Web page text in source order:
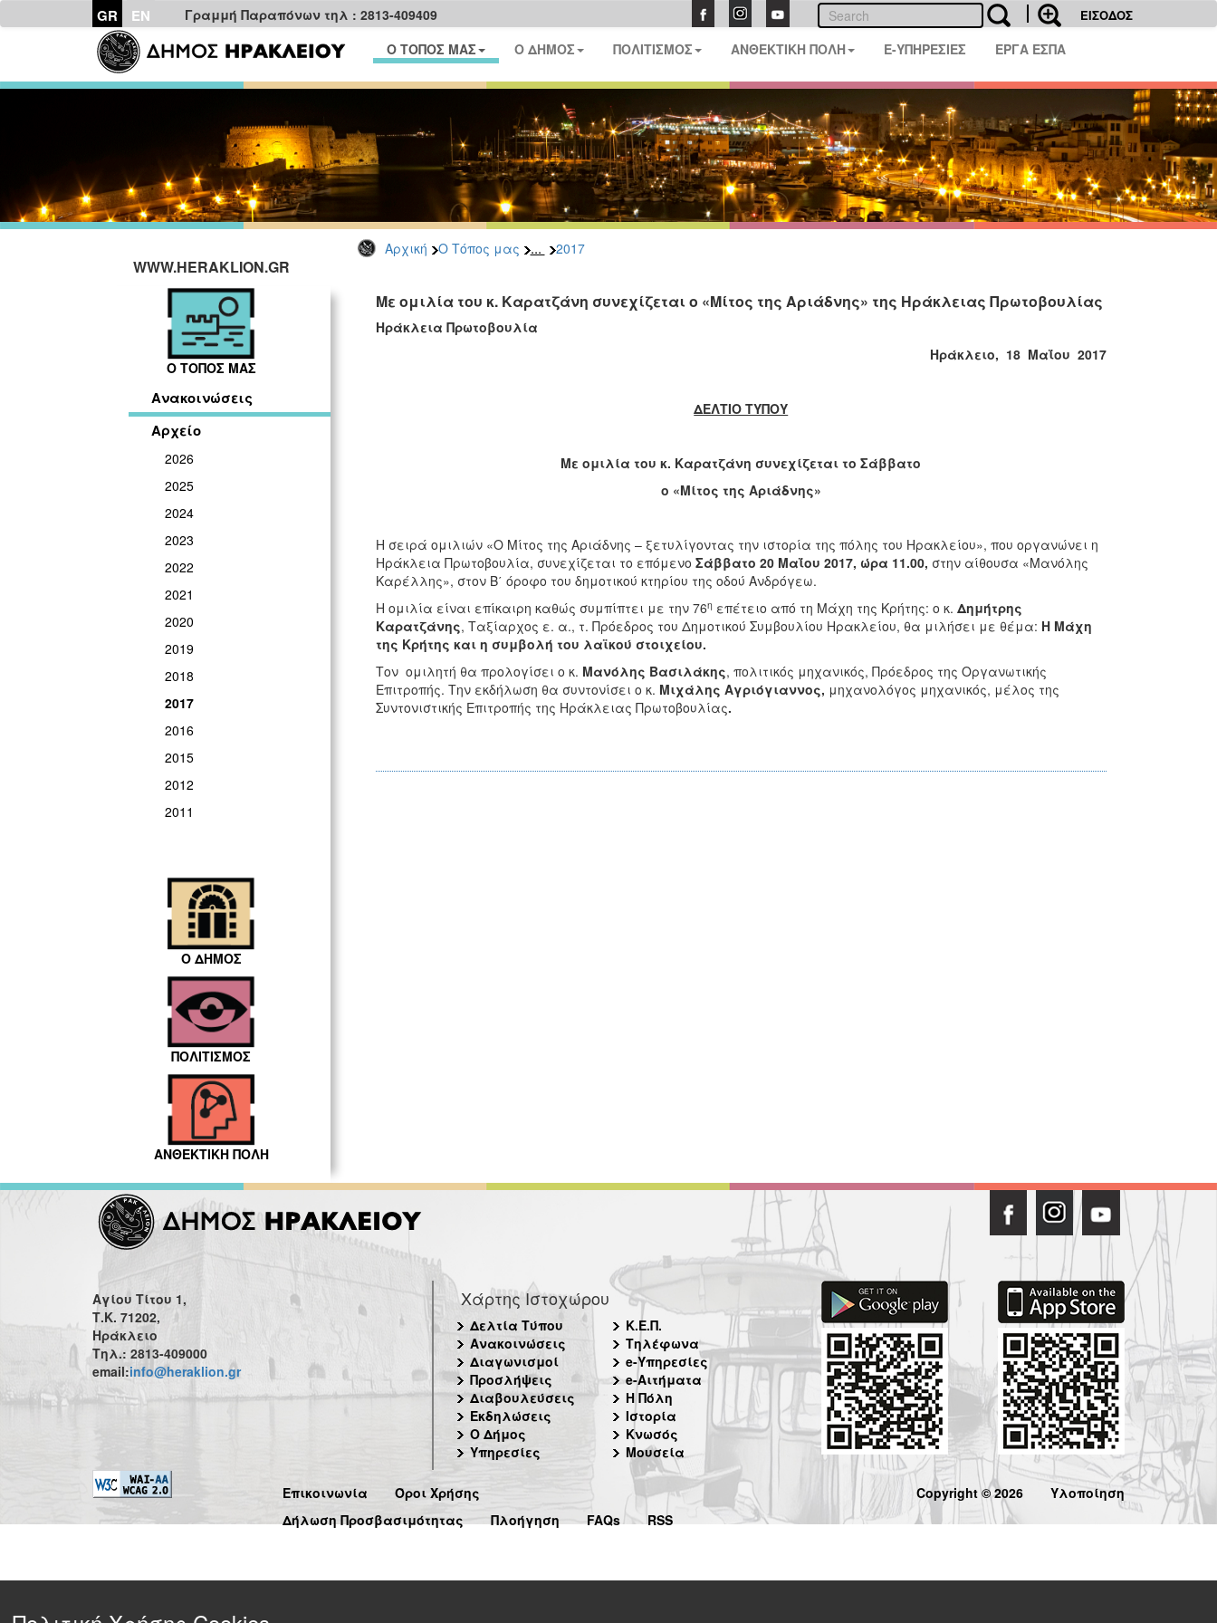
GR EN Γραμμή Παραπόνων τηλ : 2813-409409 ΕΙΣΟΔΟΣ
Ο ΤΟΠΟΣ ΜΑΣ Ο ΔΗΜΟΣ ΠΟΛΙΤΙΣΜΟΣ ΑΝΘΕΚΤΙΚΗ ΠΟΛΗ E-ΥΠΗΡΕΣΙΕΣ ΕΡΓΑ ΕΣΠΑ
Αρχική Ο Τόπος μας ... 2017
WWW.HERAKLION.GR
Ο ΤΟΠΟΣ ΜΑΣ
Ανακοινώσεις
Αρχείο
2026
2025
2024
2023
2022
2021
2020
2019
2018
2017
2016
2015
2012
2011
Ο ΔΗΜΟΣ
ΠΟΛΙΤΙΣΜΟΣ
ΑΝΘΕΚΤΙΚΗ ΠΟΛΗ
Με ομιλία του κ. Καρατζάνη συνεχίζεται ο «Μίτος της Αριάδνης» της Ηράκλειας Πρωτοβουλίας
Ηράκλεια Πρωτοβουλία
Ηράκλειο, 18 Μαΐου 2017
ΔΕΛΤΙΟ ΤΥΠΟΥ
Με ομιλία του κ. Καρατζάνη συνεχίζεται το Σάββατο
ο «Μίτος της Αριάδνης»
Η σειρά ομιλιών «Ο Μίτος της Αριάδνης – ξετυλίγοντας την ιστορία της πόλης του Ηρακλείου», που οργανώνει η
Ηράκλεια Πρωτοβουλία, συνεχίζεται το επόμενο Σάββατο 20 Μαΐου 2017, ώρα 11.00, στην αίθουσα «Μανόλης
Καρέλλης», στον Β΄ όροφο του δημοτικού κτηρίου της οδού Ανδρόγεω.
Η ομιλία είναι επίκαιρη καθώς συμπίπτει με την 76η επέτειο από τη Μάχη της Κρήτης: ο κ. Δημήτρης
Καρατζάνης, Ταξίαρχος ε. α., τ. Πρόεδρος του Δημοτικού Συμβουλίου Ηρακλείου, θα μιλήσει με θέμα: Η Μάχη
της Κρήτης και η συμβολή του λαϊκού στοιχείου.
Τον ομιλητή θα προλογίσει ο κ. Μανόλης Βασιλάκης, πολιτικός μηχανικός, Πρόεδρος της Οργανωτικής
Επιτροπής. Την εκδήλωση θα συντονίσει ο κ. Μιχάλης Αγριόγιαννος, μηχανολόγος μηχανικός, μέλος της
Συντονιστικής Επιτροπής της Ηράκλειας Πρωτοβουλίας.
Αγίου Τίτου 1,
Τ.Κ. 71202,
Ηράκλειο
Τηλ.: 2813-409000
email:info@heraklion.gr
Χάρτης Ιστοχώρου
Δελτία Τύπου
Ανακοινώσεις
Διαγωνισμοί
Προσλήψεις
Διαβουλεύσεις
Εκδηλώσεις
Ο Δήμος
Υπηρεσίες
Κ.Ε.Π.
Τηλέφωνα
e-Υπηρεσίες
e-Αιτήματα
Η Πόλη
Ιστορία
Κνωσός
Μουσεία
Επικοινωνία
Όροι Χρήσης
Δήλωση Προσβασιμότητας
Πλοήγηση FAQs RSS
Copyright © 2026 Υλοποίηση